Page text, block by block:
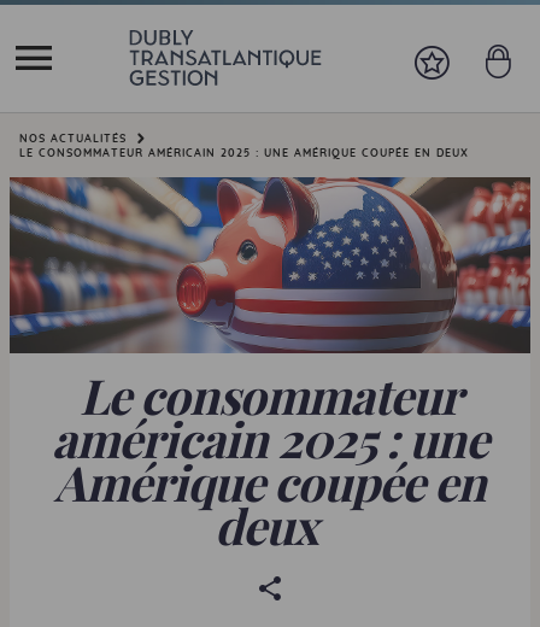
Vous êtes ici:
NOS ACTUALITÉS
LE CONSOMMATEUR AMÉRICAIN 2025 : UNE AMÉRIQUE COUPÉE EN DEUX
Le consommateur
américain 2025 : une
Amérique coupée en
deux